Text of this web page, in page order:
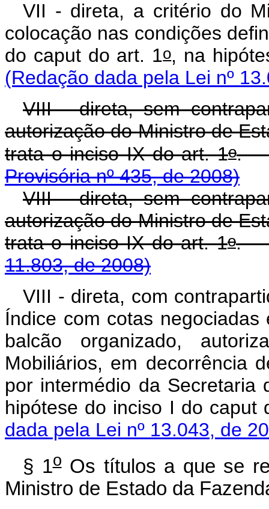
VII - direta, a critério do
colocação nas condições
do caputdo art. 1o, na
(Redação dada pela Lei nº
VIII - direta, sem
autorização do Ministro de
trata o inciso IX do art. 1o
Provisória nº 435, de 2008)
VIII - direta, sem
autorização do Ministro de
trata o inciso IX do art. 1o
11.803, de 2008)
VIII - direta, com
Índice com cotas
balcão organizado,
Mobiliários, em decorrência
por intermédio da Secretaria
hipótese do inciso I do caput
dada pela Lei nº 13.043, de
§ 1oOs títulos a que se
Ministro de Estado da